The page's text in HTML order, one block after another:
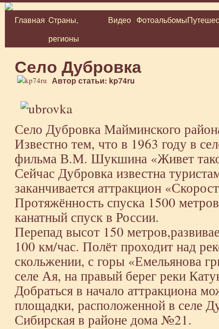
Перейти
Главная Cтраны,
регионы
Видео Фотоальбомы
Село Дубровка
Автор статьи: kp74ru
Село Дубровка Майминского
Известно тем, что в 1963 году в
фильма В.М. Шукшина «Живет
Сейчас Дубровка известна
заканчивается аттракцион
Протяжённость спуска 1500
канатный спуск в России.
Перепад высот 150
100 км/час. Полёт проходит над
скольжении, с горы «Емельянова
селе Ая, на правый берег реки
Добраться в начало аттракциона
площадки, расположенной в селе
Сибирская в районе дома №21.